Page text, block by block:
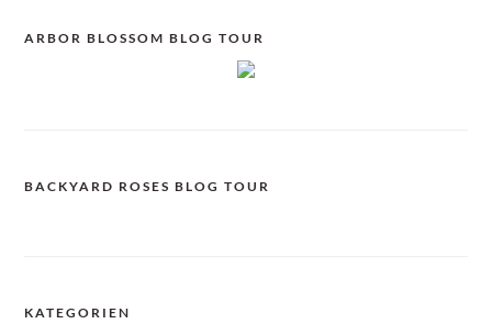
ARBOR BLOSSOM BLOG TOUR
BACKYARD ROSES BLOG TOUR
KATEGORIEN